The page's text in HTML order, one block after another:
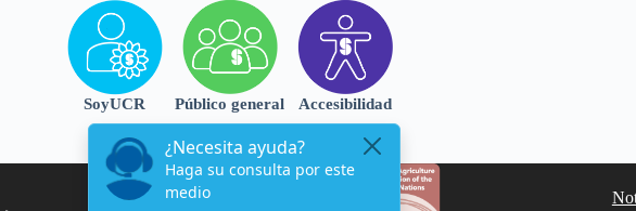
SoyUCR Público general Accesibilidad